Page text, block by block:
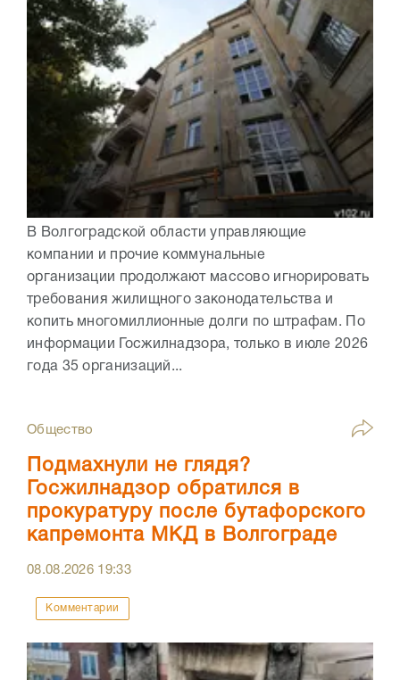
В Волгоградской области управляющие
компании и прочие коммунальные
организации продолжают массово игнорировать
требования жилищного законодательства и
копить многомиллионные долги по штрафам. По
информации Госжилнадзора, только в июле 2026
года 35 организаций...
Общество
Подмахнули не глядя?
Госжилнадзор обратился в
прокуратуру после бутафорского
капремонта МКД в Волгограде
08.08.2026 19:33
Комментарии